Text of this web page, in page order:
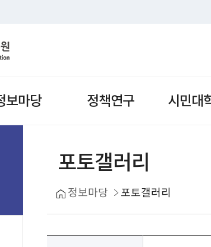
보마당 정책연구 시민대
포토갤러리
정보마당 포토갤러리